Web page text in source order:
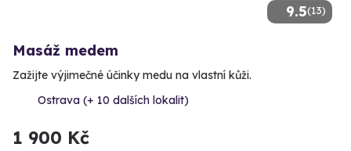
9.5(13)
Masáž medem
Zažijte výjimečné účinky medu na vlastní kůži.
Ostrava (+ 10 dalších lokalit)
1 900 Kč